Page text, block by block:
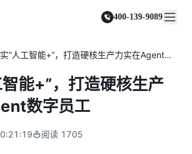
400-139-9089
体
生态
跟单 | 系统运维 | 智能审核
运营 | 数据运营 | 仓储管理
落实“人工智能+”，打造硬核生产力实在Agent数字员工
能+”，打造硬核生产
数字员工
阅读 1705